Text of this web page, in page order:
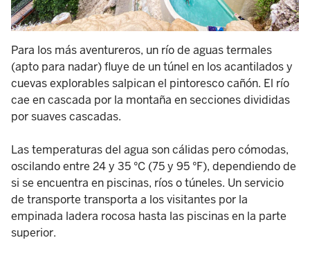
Para los más aventureros, un río de aguas termales
(apto para nadar) fluye de un túnel en los acantilados y
cuevas explorables salpican el pintoresco cañón. El río
cae en cascada por la montaña en secciones divididas
por suaves cascadas.
Las temperaturas del agua son cálidas pero cómodas,
oscilando entre 24 y 35 °C (75 y 95 °F), dependiendo de
si se encuentra en piscinas, ríos o túneles. Un servicio
de transporte transporta a los visitantes por la
empinada ladera rocosa hasta las piscinas en la parte
superior.